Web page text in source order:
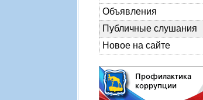
Объявления
Публичные слушания
Новое на сайте